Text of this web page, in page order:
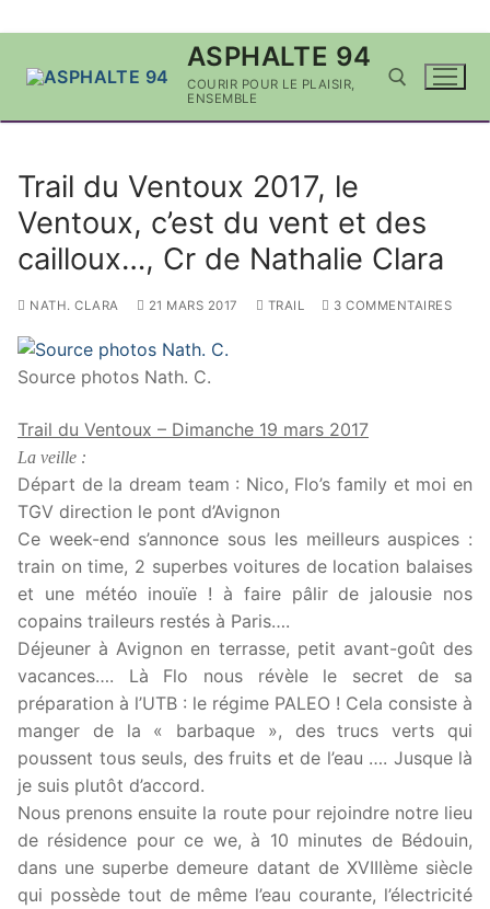
ASPHALTE 94
COURIR POUR LE PLAISIR,
ENSEMBLE
Trail du Ventoux 2017, le
Ventoux, c’est du vent et des
cailloux…, Cr de Nathalie Clara
NATH. CLARA 21 MARS 2017 TRAIL 3 COMMENTAIRES
Source photos Nath. C.
Trail du Ventoux – Dimanche 19 mars 2017
La veille :
Départ de la dream team : Nico, Flo’s family et moi en
TGV direction le pont d’Avignon
Ce week-end s’annonce sous les meilleurs auspices :
train on time, 2 superbes voitures de location balaises
et une météo inouïe ! à faire pâlir de jalousie nos
copains traileurs restés à Paris….
Déjeuner à Avignon en terrasse, petit avant-goût des
vacances…. Là Flo nous révèle le secret de sa
préparation à l’UTB : le régime PALEO ! Cela consiste à
manger de la « barbaque », des trucs verts qui
poussent tous seuls, des fruits et de l’eau …. Jusque là
je suis plutôt d’accord.
Nous prenons ensuite la route pour rejoindre notre lieu
de résidence pour ce we, à 10 minutes de Bédouin,
dans une superbe demeure datant de XVIIIème siècle
qui possède tout de même l’eau courante, l’électricité